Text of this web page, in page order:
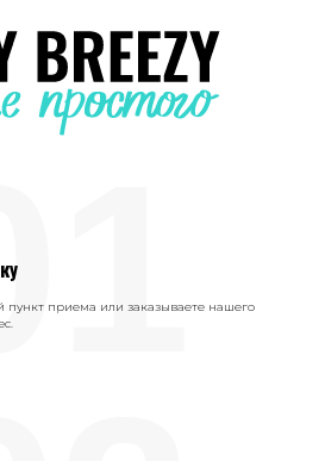
приема или заказываете нашего